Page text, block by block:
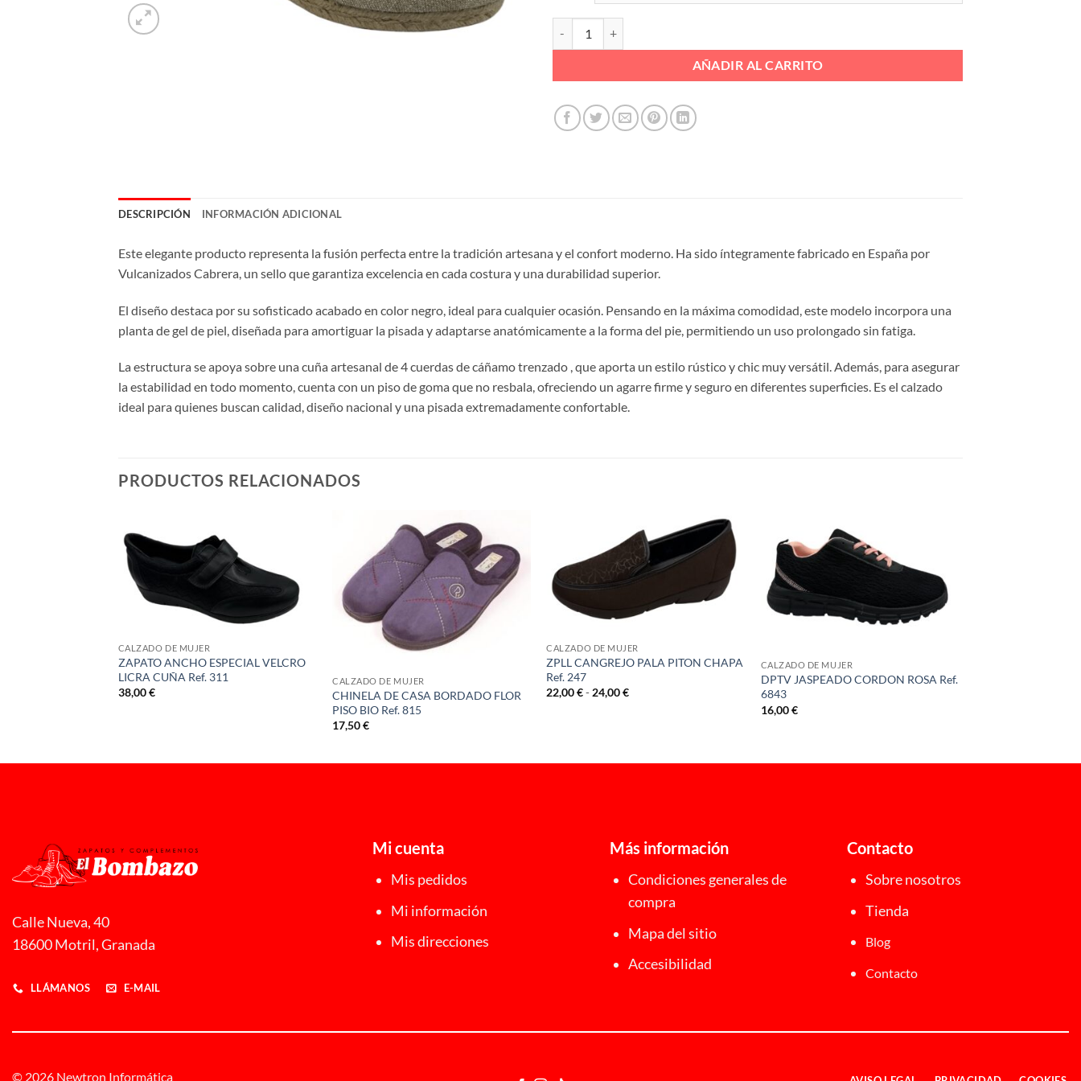
AÑADIR AL CARRITO
DESCRIPCIÓN INFORMACIÓN ADICIONAL
Este elegante producto representa la fusión perfecta entre la tradición artesana y el confort moderno. Ha sido íntegramente fabricado en España por
Vulcanizados Cabrera, un sello que garantiza excelencia en cada costura y una durabilidad superior.
El diseño destaca por su sofisticado acabado en color negro, ideal para cualquier ocasión. Pensando en la máxima comodidad, este modelo incorpora una
planta de gel de piel, diseñada para amortiguar la pisada y adaptarse anatómicamente a la forma del pie, permitiendo un uso prolongado sin fatiga.
La estructura se apoya sobre una cuña artesanal de 4 cuerdas de cáñamo trenzado , que aporta un estilo rústico y chic muy versátil. Además, para asegurar
la estabilidad en todo momento, cuenta con un piso de goma que no resbala, ofreciendo un agarre firme y seguro en diferentes superficies. Es el calzado
ideal para quienes buscan calidad, diseño nacional y una pisada extremadamente confortable.
PRODUCTOS RELACIONADOS
CALZADO DE MUJER
ZAPATO ANCHO ESPECIAL VELCRO
LICRA CUÑA Ref. 311
38,00€
CALZADO DE MUJER
CHINELA DE CASA BORDADO FLOR
PISO BIO Ref. 815
17,50€
CALZADO DE MUJER
ZPLL CANGREJO PALA PITON CHAPA
Ref. 247
22,00€- 24,00€Rango
CALZADO DE MUJER
DPTV JASPEADO CORDON ROSA Ref.
6843
16,00€
Calle Nueva, 40
18600 Motril, Granada
LLÁMANOS E-MAIL
Mi cuenta
Mis pedidos
Mi información
Mis direcciones
Más información
Condiciones generales de
compra
Mapa del sitio
Accesibilidad
Contacto
Sobre nosotros
Tienda
Blog
Contacto
© 2026 Newtron Informática